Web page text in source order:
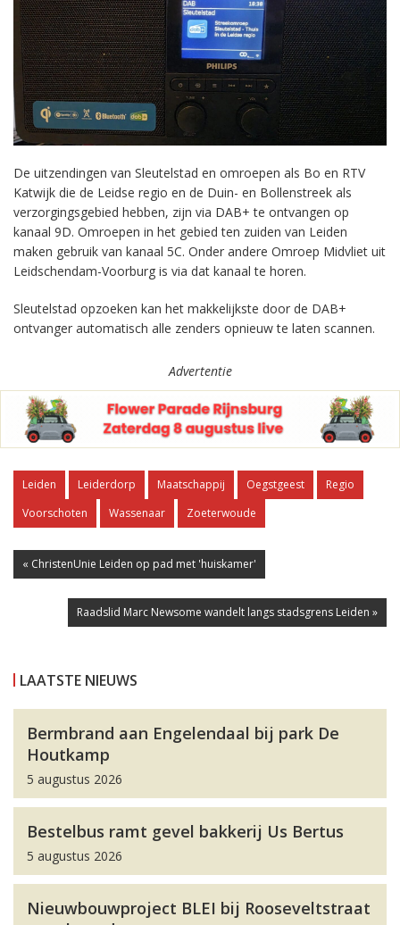
De uitzendingen van Sleutelstad en omroepen als Bo en RTV
Katwijk die de Leidse regio en de Duin- en Bollenstreek als
verzorgingsgebied hebben, zijn via DAB+ te ontvangen op
kanaal 9D. Omroepen in het gebied ten zuiden van Leiden
maken gebruik van kanaal 5C. Onder andere Omroep Midvliet uit
Leidschendam-Voorburg is via dat kanaal te horen.
Sleutelstad opzoeken kan het makkelijkste door de DAB+
ontvanger automatisch alle zenders opnieuw te laten scannen.
Advertentie
Leiden Leiderdorp Maatschappij Oegstgeest
Regio
Voorschoten
Wassenaar Zoeterwoude
« ChristenUnie Leiden op pad met 'huiskamer'
Raadslid Marc Newsome wandelt langs stadsgrens Leiden »
LAATSTE NIEUWS
Bermbrand aan Engelendaal bij park De
Houtkamp
5 augustus 2026
Bestelbus ramt gevel bakkerij Us Bertus
5 augustus 2026
Nieuwbouwproject BLEI bij Rooseveltstraat